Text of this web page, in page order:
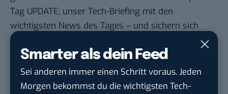
Smarter als dein Feed
Sei anderen immer einen Schritt voraus. Jeden
Morgen bekommst du die wichtigsten Tech-
Tag UPDATE, unser Tech-Briefing mit den
wichtigsten News des Tages – und sichern sich
damit ihren Vorsprung.
kostenlos anmelden.
STELLENANZEIGEN